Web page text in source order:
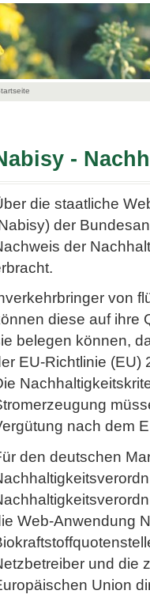
-
die staatliche
der
der
von
diese auf ihre
belegen können,
EU-Richtlinie (EU)
nach dem
den deutschen
Web-Anwendung
und die
Union